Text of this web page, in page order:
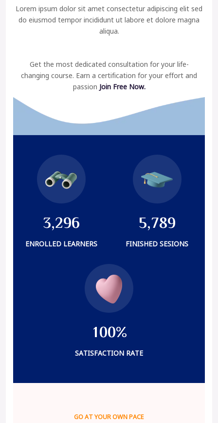
Lorem ipsum dolor sit amet consectetur adipiscing elit sed
do eiusmod tempor incididunt ut labore et dolore magna
aliqua.
Get the most dedicated consultation for your life-
changing course. Earn a certification for your effort and
passion Join Free Now.
3,296
ENROLLED LEARNERS
5,789
FINISHED SESIONS
100%
SATISFACTION RATE
GO AT YOUR OWN PACE